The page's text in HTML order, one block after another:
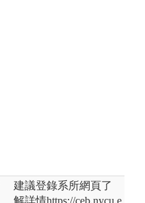
建議登錄系所網頁了
解詳情https://ceb.nycu.e